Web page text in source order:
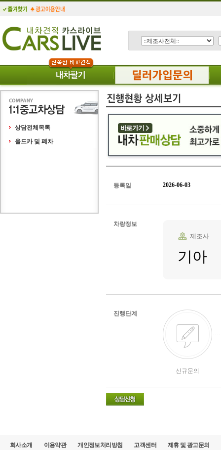
상담전체목록
올드카 및 폐차
등록일 2026-06-03
차량정보
제조사
기아
진행단계
신규문의
회사소개 이용약관 개인정보처리방침 고객센터 제휴 및 광고문의